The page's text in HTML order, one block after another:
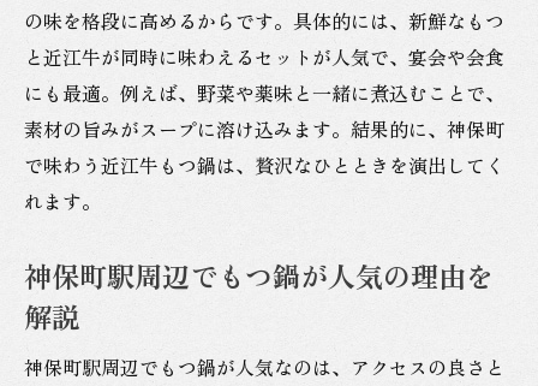
神保町駅近で和牛もつ鍋を堪能する秘訣
駅近くで味わう近江牛もつ鍋の選び方
神保町エリアで見つける絶品もつ鍋の特徴
アクセス抜群な神保町で和牛もつ鍋を味わ
う
和牛もつ鍋を神保町で満喫するためのポイ
話題のもつ鍋と和牛料理の楽しみ方まとめ
の味を格段に高めるからです。具体的には、新鮮なもつ
と近江牛が同時に味わえるセットが人気で、宴会や会食
にも最適。例えば、野菜や薬味と一緒に煮込むことで、
素材の旨みがスープに溶け込みます。結果的に、神保町
で味わう近江牛もつ鍋は、贅沢なひとときを演出してく
れます。
神保町駅周辺でもつ鍋が人気の理由を
解説
神保町駅周辺でもつ鍋が人気なのは、アクセスの良さと